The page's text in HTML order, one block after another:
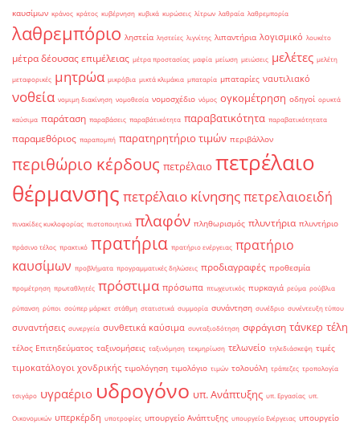
καυσίμων κράνος κράτος κυβέρνηση κυβικά κυρώσεις λίτρων λαθραία λαθρεμπορία
λαθρεμπόριο ληστεία ληστείες λιγνίτης λιπαντήρια λογισμικό λουκέτο
μέτρα δέουσας επιμέλειας μέτρα προστασίας μαφία μείωση μειώσεις μελέτες μελέτη
μεταφορικές μητρώα μικρόβια μικτά κλιμάκια μπαταρία μπαταρίες ναυτιλιακό
νοθεία νομιμη διακίνηση νομοθεσία νομοσχέδιο νόμος ογκομέτρηση οδηγοί ορυκτά
καύσιμα παράταση παραβάσεις παραβάτικότητα παραβατικότητα παραβατικότητατα
παραμεθόριος παραπομπή παρατηρητήριο τιμών περιβάλλον
περιθώριο κέρδους πετρέλαιο πετρέλαιο
θέρμανσης πετρέλαιο κίνησηςπετρελαιοειδή
πινακίδες κυκλοφορίας πιστοποιητικά πλαφόν πληθωρισμός πλυντήρια πλυντήριο
πράσινο τέλος πρακτικό πρατήρια πρατήριο ενέργειας πρατήριο
καυσίμων προβλήματα προγραμματικές δηλώσεις προδιαγραφές προθεσμία
προμέτρηση πρωταθλητές πρόστιμα πρόσωπα πτωχευτικός πυρκαγιά ρεύμα ρούβλια
ρύπανση ρύποι σούπερ μάρκετ στάθμη στατιστικά συμμορία συνάντηση συνέδριο συνέντευξη τύπου
συναντήσεις συνεργεία συνθετικά καύσιμα συνταξιοδότηση σφράγιση τάνκερ τέλη
τέλος Επιτηδεύματος ταξινομήσεις ταξινόμηση τεκμηρίωση τελωνείο τηλεδιάσκεψη τιμές
τιμοκατάλογοι χονδρικής τιμολόγηση τιμολόγιο τιμών τολουόλη τράπεζες τροπολογία
τσιγάρο υγραέριο υδρογόνο υπ. Ανάπτυξης υπ. Εργασίας υπ.
Οικονομικών υπερκέρδη υποτροφίες υπουργείο Ανάπτυξης υπουργείο Ενέργειας υπουργείο